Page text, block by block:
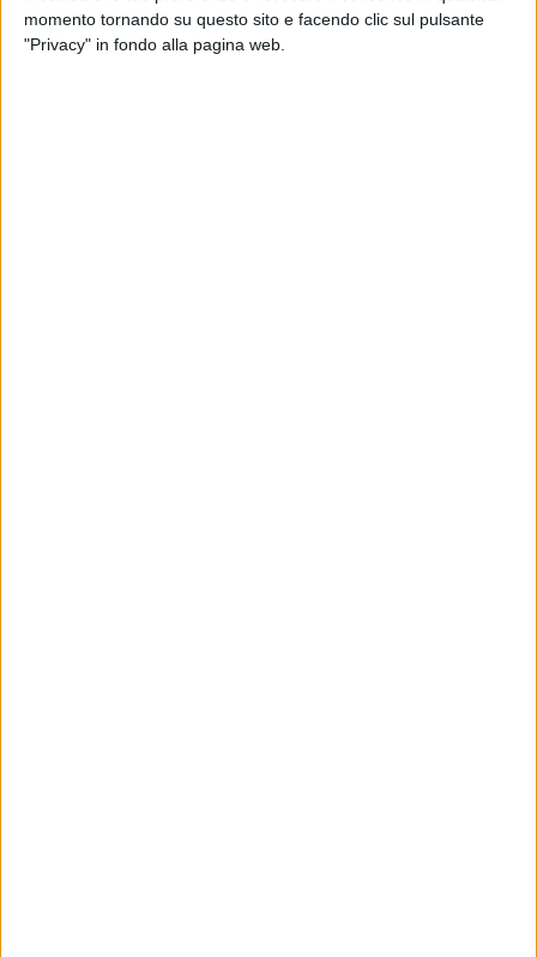
momento tornando su questo sito e facendo clic sul pulsante
"Privacy" in fondo alla pagina web.
schede telefoniche "vergini", due kit percoltura indoordi
marijuana completi di lampade UV e ventilatori, numerosi